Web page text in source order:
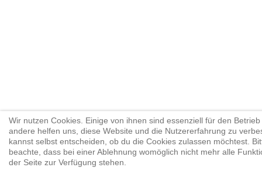
Wir nutzen Cookies. Einige von ihnen sind essenziell für den
andere helfen uns, diese Website und die Nutzererfahrung zu
kannst selbst entscheiden, ob du die Cookies zulassen möchtest.
beachte, dass bei einer Ablehnung womöglich nicht mehr alle
der Seite zur Verfügung stehen.